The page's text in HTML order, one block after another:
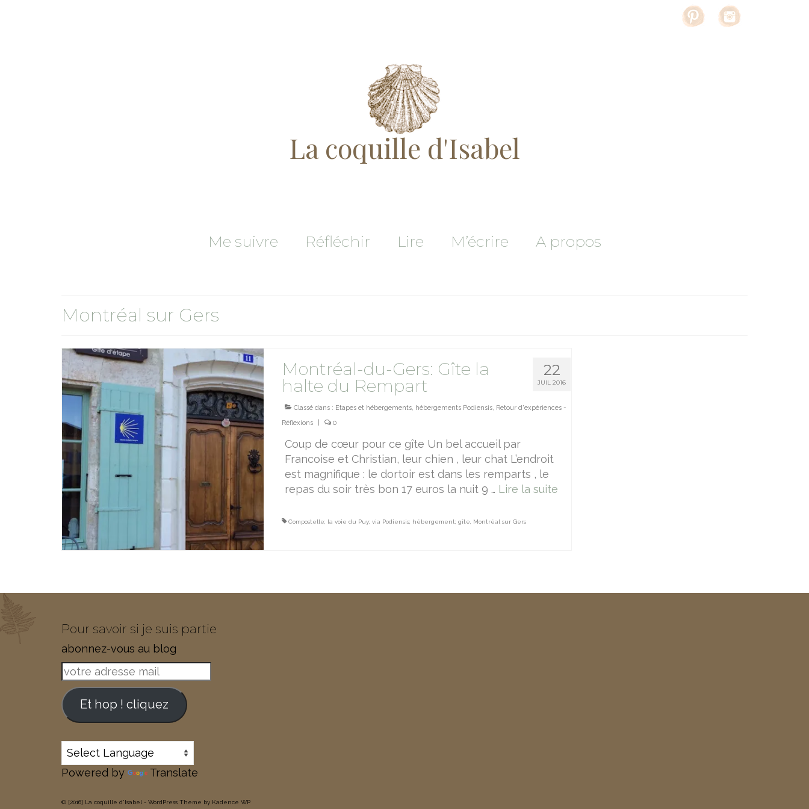
La coquille d'Isabel
Me suivre Réfléchir Lire M’écrire A propos
Montréal sur Gers
22
JUIL 2016
Montréal-du-Gers: Gîte la
halte du Rempart
Classé dans : Etapes et hébergements, hébergements Podiensis, Retour d'expériences -
Réflexions
0
Coup de cœur pour ce gîte Un bel accueil par
Francoise et Christian, leur chien , leur chat L’endroit
est magnifique : le dortoir est dans les remparts , le
repas du soir très bon 17 euros la nuit 9 … Lire la suite­­
Compostelle; la voie du Puy; via Podiensis; hébergement; gîte Montréal sur Gers
Pour savoir si je suis partie
abonnez-vous au blog
votre
adresse
mailEt hop ! cliquez
Powered by Translate
© [2016] La coquille d'Isabel - WordPress Theme by Kadence WP